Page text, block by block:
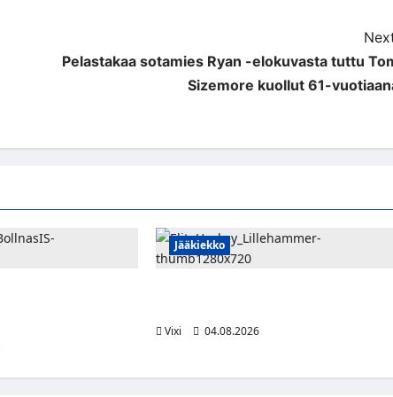
Pelastakaa sotamies Ryan -elokuvasta tuttu
Sizemore kuollut 61-
Jääkiekko
Vixi
04.08.2026